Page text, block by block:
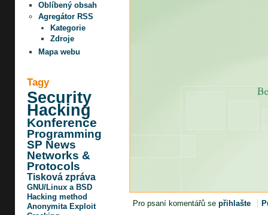
Oblíbený obsah
Agregátor RSS
Kategorie
Zdroje
Mapa webu
Tagy
Security
Hacking
Konference
Programming
SP News
Networks &
Protocols
Tisková zpráva
GNU/Linux a BSD
Hacking method
Anonymita Exploit
Pro psaní komentářů sepřihlašte